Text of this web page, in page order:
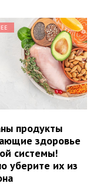
продукты
здоровье
системы!
уберите их из